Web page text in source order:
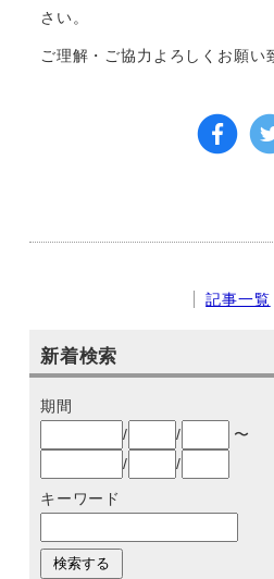
さい。
ご理解・ご協力よろしくお願い
記事一覧
新着検索
期間
/
/
〜
/
/
キーワード